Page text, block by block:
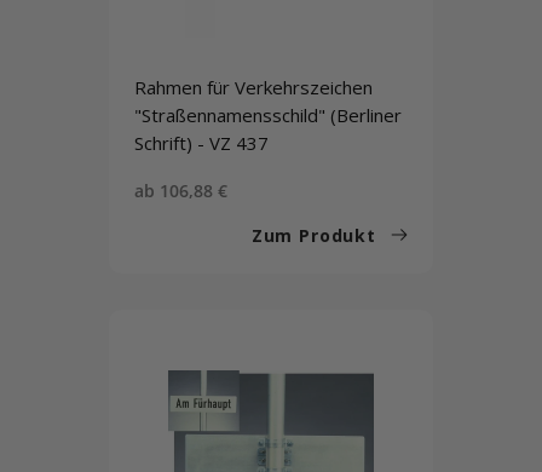
Rahmen für Verkehrszeichen
"Straßennamensschild" (Berliner
Schrift) - VZ 437
Sonderpreis
ab 106,88 €
Zum Produkt